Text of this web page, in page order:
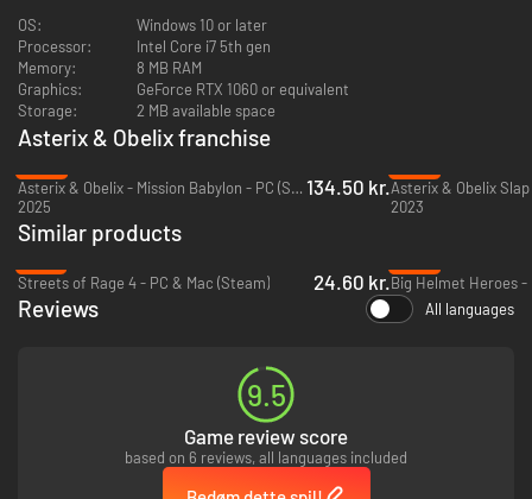
OS:
Windows 10 or later
Processor:
Intel Core i7 5th gen
Memory:
8 MB RAM
Graphics:
GeForce RTX 1060 or equivalent
Storage:
2 MB available space
Asterix & Obelix franchise
Asterix & Obelix - Mission Babylon - PC (Steam)
2025
134.50 kr.
2023
Similar products
Streets of Rage 4 - PC & Mac (Steam)
24.60 kr.Big Helmet Heroes -
Reviews All languages
9.5
Game review score
based on 6 reviews, all languages included